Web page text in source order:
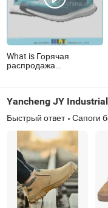
What is Горячая
распродажа
Yancheng JY
Быстрый ответ Сапоги безопасности, кухонная